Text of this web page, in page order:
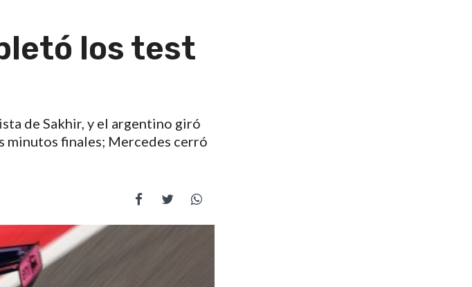
los test
de Sakhir, y el argentino giró
minutos finales; Mercedes cerró